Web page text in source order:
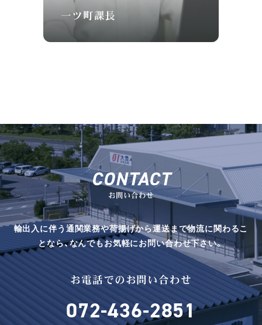
一ツ町課長
CONTACT
お問い合わせ
輸出入に伴う通関業務や荷揚げから運送まで物流に関わるこ
となら、なんでもお気軽にお問い合わせ下さい。
お電話でのお問い合わせ
072-436-2851